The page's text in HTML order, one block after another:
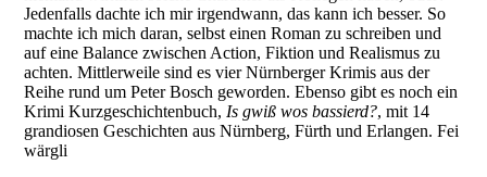
Jedenfalls dachte ich mir irgendwann, das kann ich besser. So
machte ich mich daran, selbst einen Roman zu schreiben und
auf eine Balance zwischen Action, Fiktion und Realismus zu
achten. Mittlerweile sind es vier Nürnberger Krimis aus der
Reihe rund um Peter Bosch geworden. Ebenso gibt es noch ein
Krimi Kurzgeschichtenbuch, Is gwiß wos bassierd?, mit 14
grandiosen Geschichten aus Nürnberg, Fürth und Erlangen. Fei
wärgli